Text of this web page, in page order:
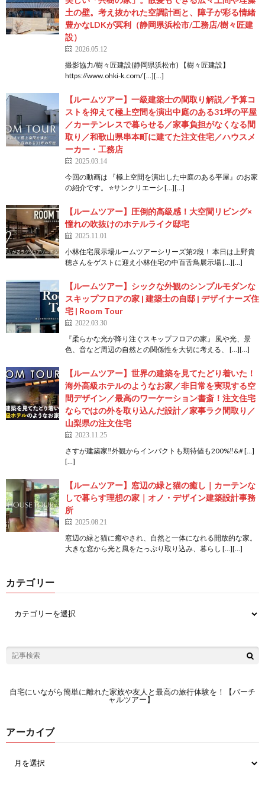
土の壁。考え抜かれた空調計画と、障子が彩る情緒
豊かなLDKが冥利（静岡県浜松市/工務店/樹々匠建
設）
2026.05.12
撮影協力/樹々匠建設(静岡県浜松市) 【樹々匠建設】
https://www.ohki-k.com/ […][…]
【ルームツアー】一級建築士の間取り解説／予算コ
ストを抑えて極上空間を演出中庭のある31坪の平屋
／カーテンレスで暮らせる／家事負担がなくなる間
取り／和歌山県串本町に建てた注文住宅／ハウスメ
ーカー・工務店
2025.03.14
今回の動画は 『極上空間を演出した中庭のある平屋』のお家
の紹介です。 ⭐サンクリエーシ […][…]
【ルームツアー】圧倒的高級感！大空間リビング×
憧れの吹抜けのホテルライク邸宅
2025.11.01
小林住宅展示場ルームツアーシリーズ第2段！ 本日は上野貴
穂さんをゲストに迎え小林住宅の中百舌鳥展示場 […][…]
【ルームツアー】シックな外観のシンプルモダンな
スキップフロアの家 | 建築士の自邸 | デザイナーズ住
宅 | Room Tour
2022.03.30
『柔らかな光が降り注ぐスキップフロアの家』 風や光、景
色、音など周辺の自然との関係性を大切に考える、 […][…]
【ルームツアー】世界の建築を見てたどり着いた！
海外高級ホテルのようなお家／非日常を実現する空
間デザイン／最高のワーケーション書斎！注文住宅
ならではの外を取り込んだ設計／家事ラク間取り／
山梨県の注文住宅
2023.11.25
さすが建築家‼️外観からインパクトも期待値も200%‼&# […]
[…]
【ルームツアー】窓辺の緑と猫の癒し｜カーテンな
しで暮らす理想の家｜オノ・デザイン建築設計事務
所
2025.08.21
窓辺の緑と猫に癒やされ、自然と一体になれる開放的な家。
大きな窓から光と風をたっぷり取り込み、暮らし […][…]
カテゴリー
自宅にいながら簡単に離れた家族や友人と最高の旅行体験を！【バーチ
ャルツアー】
アーカイブ